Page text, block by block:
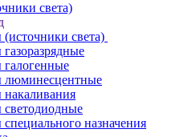
света)
света)
назначения